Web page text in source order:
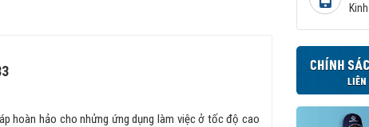
hoàn hảo cho nhửng ứng dụng làm việc ở tốc độ cao